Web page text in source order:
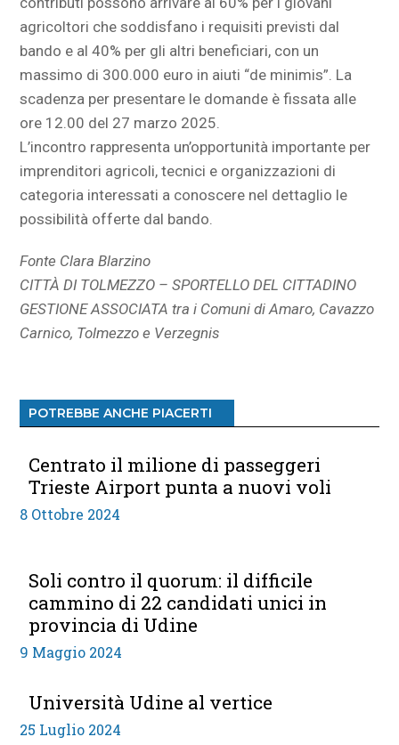
agricoltori che soddisfano i requisiti previsti dal
bando e al 40% per gli altri beneficiari, con un
massimo di 300.000 euro in aiuti “de minimis”. La
scadenza per presentare le domande è fissata alle
ore 12.00 del 27 marzo 2025.
L’incontro rappresenta un’opportunità importante per
imprenditori agricoli, tecnici e organizzazioni di
categoria interessati a conoscere nel dettaglio le
possibilità offerte dal bando.
Fonte Clara Blarzino
CITTÀ DI TOLMEZZO – SPORTELLO DEL CITTADINO
GESTIONE ASSOCIATA tra i Comuni di Amaro, Cavazzo
Carnico, Tolmezzo e Verzegnis
POTREBBE ANCHE PIACERTI
Centrato il milione di passeggeri
Trieste Airport punta a nuovi voli
8 Ottobre 2024
Soli contro il quorum: il difficile
cammino di 22 candidati unici in
provincia di Udine
9 Maggio 2024
Università Udine al vertice
25 Luglio 2024